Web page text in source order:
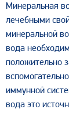
Минеральная
лечебными
минеральной
вода
положительно
иммунной
вода это